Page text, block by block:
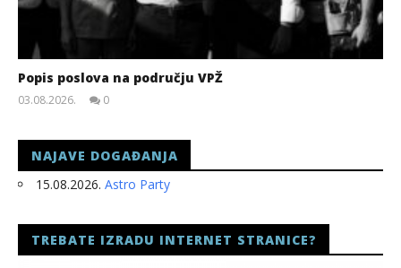
Popis poslova na području VPŽ
03.08.2026.
0
NAJAVE DOGAĐANJA
15.08.2026. Astro Party
TREBATE IZRADU INTERNET STRANICE?